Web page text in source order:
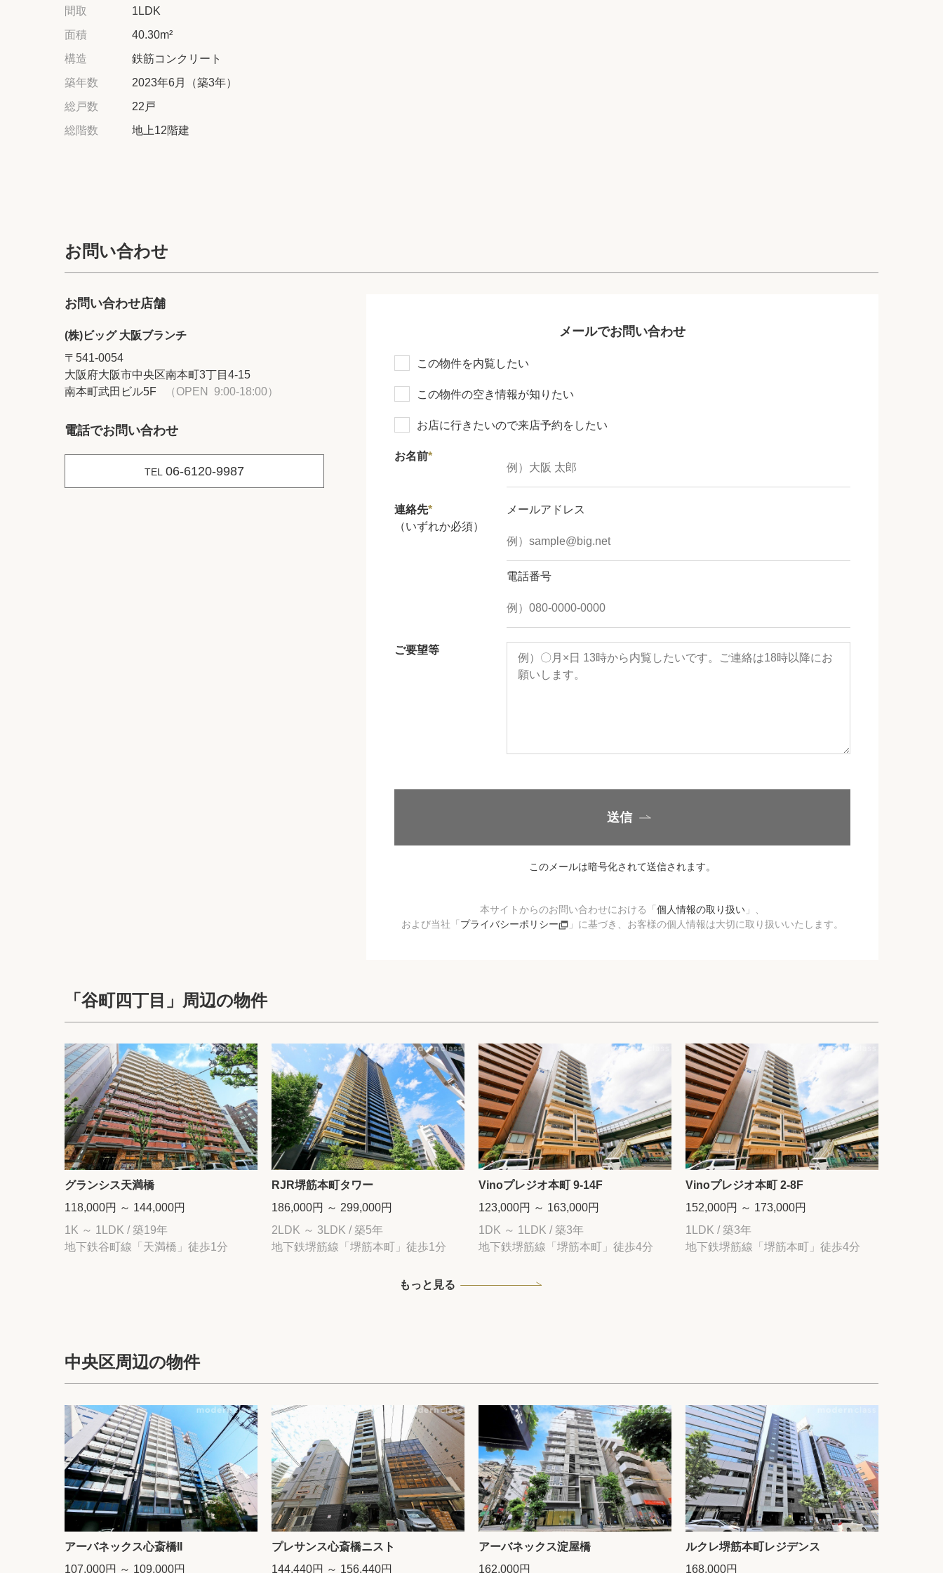
間取
1LDK
面積
40.30m²
構造
鉄筋コンクリート
築年数
2023年6月（築3年）
総戸数
22戸
総階数
地上12階建
お問い合わせ
お問い合わせ店舗
(株)ビッグ 大阪ブランチ
〒541-0054
大阪府大阪市中央区南本町3丁目4-15
南本町武田ビル5F
（OPEN 9:00-18:00）
電話でお問い合わせ
TEL 06-6120-9987
メールでお問い合わせ
この物件を内覧したい
この物件の空き情報が知りたい
お店に行きたいので来店予約をしたい
お名前*
連絡先*
（いずれか必須）
メールアドレス
電話番号
ご要望等
送信
このメールは暗号化されて送信されます。
本サイトからのお問い合わせにおける「 個人情報の取り扱い 」、
および当社「 プライバシーポリシー 」に基づき、お客様の個人情報は大切に取り扱いいたします。
「谷町四丁目」周辺の物件
グランシス天満橋
118,000円 ～ 144,000円
1K ～ 1LDK / 築19年
地下鉄谷町線「天満橋」徒歩1分
RJR堺筋本町タワー
186,000円 ～ 299,000円
2LDK ～ 3LDK / 築5年
地下鉄堺筋線「堺筋本町」徒歩1分
Vinoプレジオ本町 9-14F
123,000円 ～ 163,000円
1DK ～ 1LDK / 築3年
地下鉄堺筋線「堺筋本町」徒歩4分
Vinoプレジオ本町 2-8F
152,000円 ～ 173,000円
1LDK / 築3年
地下鉄堺筋線「堺筋本町」徒歩4分
もっと見る
中央区周辺の物件
アーバネックス心斎橋II
107,000円 ～ 109,000円
プレサンス心斎橋ニスト
144,440円 ～ 156,440円
アーバネックス淀屋橋
162,000円
ルクレ堺筋本町レジデンス
168,000円